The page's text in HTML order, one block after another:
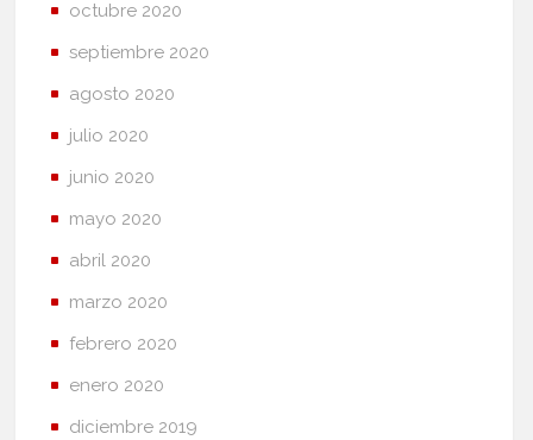
octubre 2020
septiembre 2020
agosto 2020
julio 2020
junio 2020
mayo 2020
abril 2020
marzo 2020
febrero 2020
enero 2020
diciembre 2019